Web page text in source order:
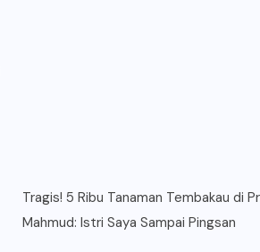
Tragis! 5 Ribu Tanaman Tembakau di
Mahmud: Istri Saya Sampai Pingsan